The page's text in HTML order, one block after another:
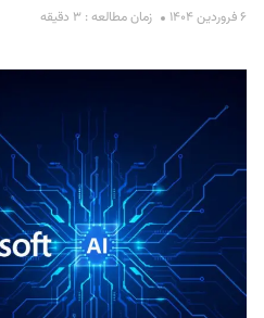
۶ فروردین ۱۴۰۴ زمان مطالعه : ۳ دقیقه